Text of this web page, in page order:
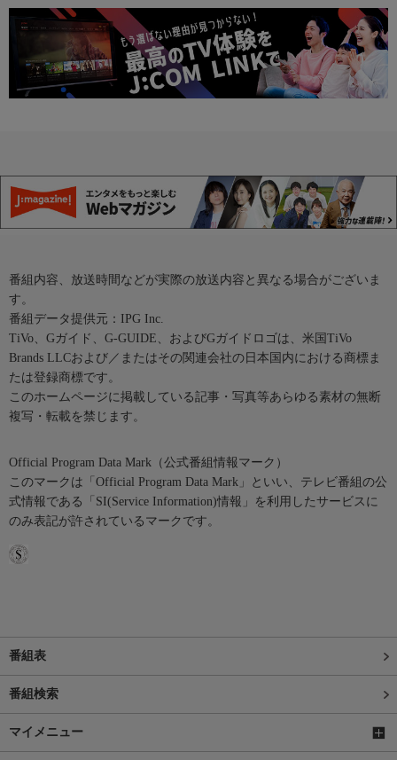
番組内容、放送時間などが実際の放送内容と異なる場合がございま
す。
番組データ提供元：IPG Inc.
TiVo、Gガイド、G-GUIDE、およびGガイドロゴは、米国TiVo
Brands LLCおよび／またはその関連会社の日本国内における商標ま
たは登録商標です。
このホームページに掲載している記事・写真等あらゆる素材の無断
複写・転載を禁じます。
Official Program Data Mark（公式番組情報マーク）
このマークは「Official Program Data Mark」といい、テレビ番組の公
式情報である「SI(Service Information)情報」を利用したサービスに
のみ表記が許されているマークです。
番組表
番組検索
マイメニュー